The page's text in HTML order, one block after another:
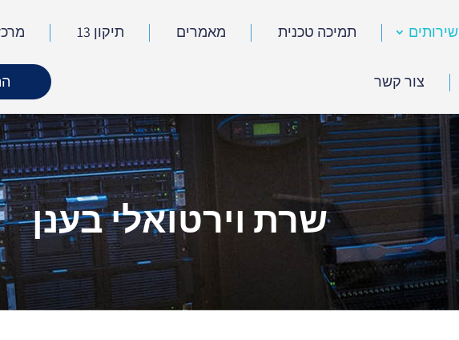
שירותים תמיכה טכנית מאמרים תיקון 13
צור קשר
שרת וירטואלי בענן